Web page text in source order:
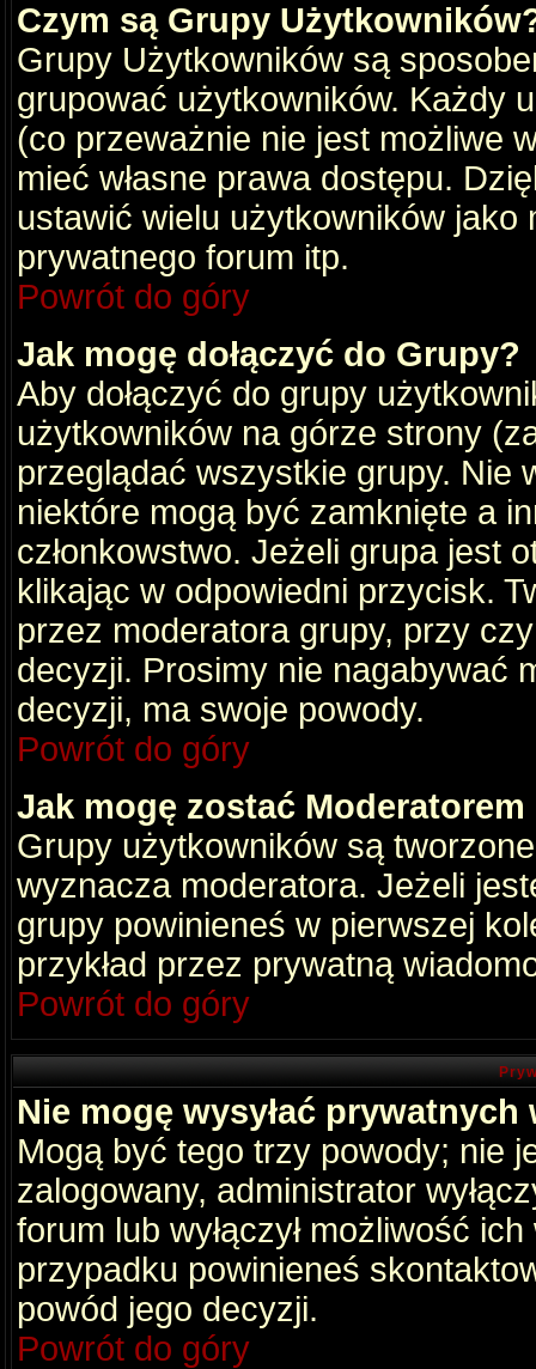
Czym są Grupy
Grupy Użytkowników są
grupować użytkowników. Każdy
(co przeważnie nie jest możliwe
mieć własne prawa dostępu.
ustawić wielu użytkowników
prywatnego forum itp.
Powrót do góry
Jak mogę dołączyć do Grupy?
Aby dołączyć do grupy
użytkowników na górze strony
przeglądać wszystkie grupy. Nie
niektóre mogą być zamknięte a
członkowstwo. Jeżeli grupa jest
klikając w odpowiedni przycisk.
przez moderatora grupy, przy
decyzji. Prosimy nie nagabywać
decyzji, ma swoje powody.
Powrót do góry
Jak mogę zostać
Grupy użytkowników są
wyznacza moderatora. Jeżeli
grupy powinieneś w pierwszej
przykład przez prywatną
Powrót do góry
Nie mogę wysyłać
Mogą być tego trzy powody; nie
zalogowany, administrator
forum lub wyłączył możliwość
przypadku powinieneś
powód jego decyzji.
Powrót do góry